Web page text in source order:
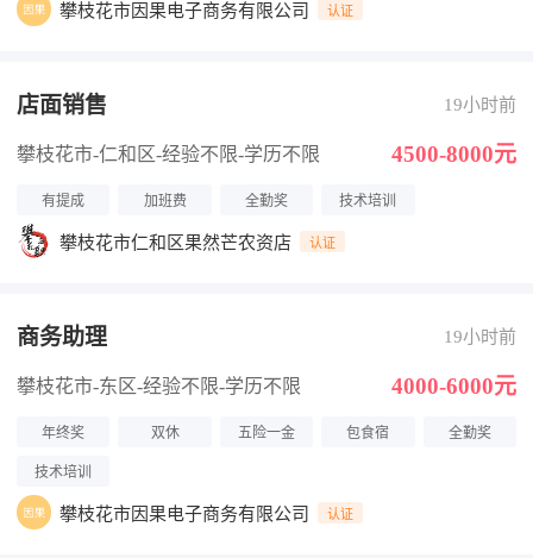
攀枝花市因果电子商务有限公司 认证
店面销售 19小时前
攀枝花市-仁和区-经验不限-学历不限 4500-8000元
有提成 加班费 全勤奖 技术培训
攀枝花市仁和区果然芒农资店 认证
商务助理 19小时前
攀枝花市-东区-经验不限-学历不限 4000-6000元
年终奖 双休 五险一金 包食宿 全勤奖
技术培训
攀枝花市因果电子商务有限公司 认证